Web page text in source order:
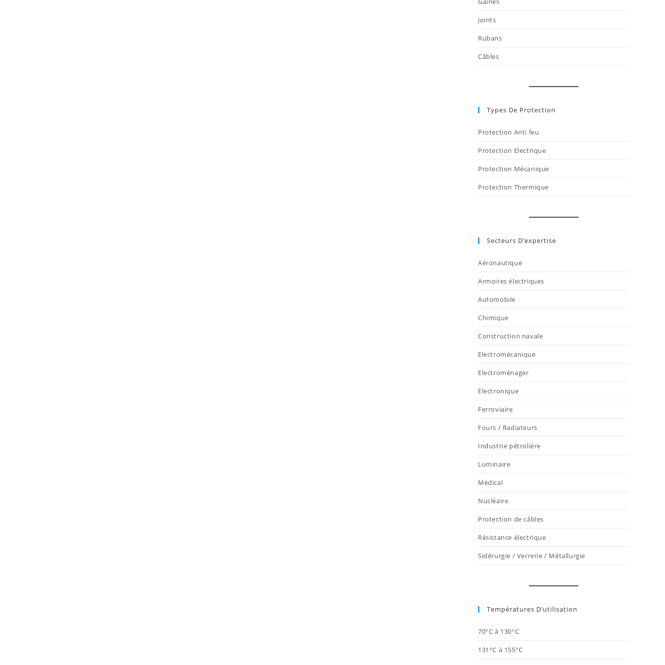
Joints
Rubans
Câbles
Types De Protection
Protection Anti feu
Protection Electrique
Protection Mécanique
Protection Thermique
Secteurs D’expertise
Aéronautique
Armoires électriques
Automobile
Chimique
Construction navale
Electromécanique
Electroménager
Electronique
Ferroviaire
Fours / Radiateurs
Industrie pétrolière
Luminaire
Médical
Nucléaire
Protection de câbles
Résistance électrique
Sidérurgie / Verrerie / Métallurgie
Températures D’utilisation
70°C à 130°C
131°C à 155°C